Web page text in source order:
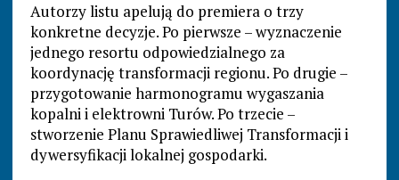
Autorzy listu apelują do premiera o trzy
konkretne decyzje. Po pierwsze – wyznaczenie
jednego resortu odpowiedzialnego za
koordynację transformacji regionu. Po drugie –
przygotowanie harmonogramu wygaszania
kopalni i elektrowni Turów. Po trzecie –
stworzenie Planu Sprawiedliwej Transformacji i
dywersyfikacji lokalnej gospodarki.